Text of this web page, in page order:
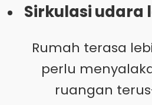
Sirkulasi udara
Rumah terasa
perlu
ruangan